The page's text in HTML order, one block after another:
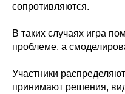
сопротивляются.
В таких случаях игра
проблеме, а
Участники
принимают решения,